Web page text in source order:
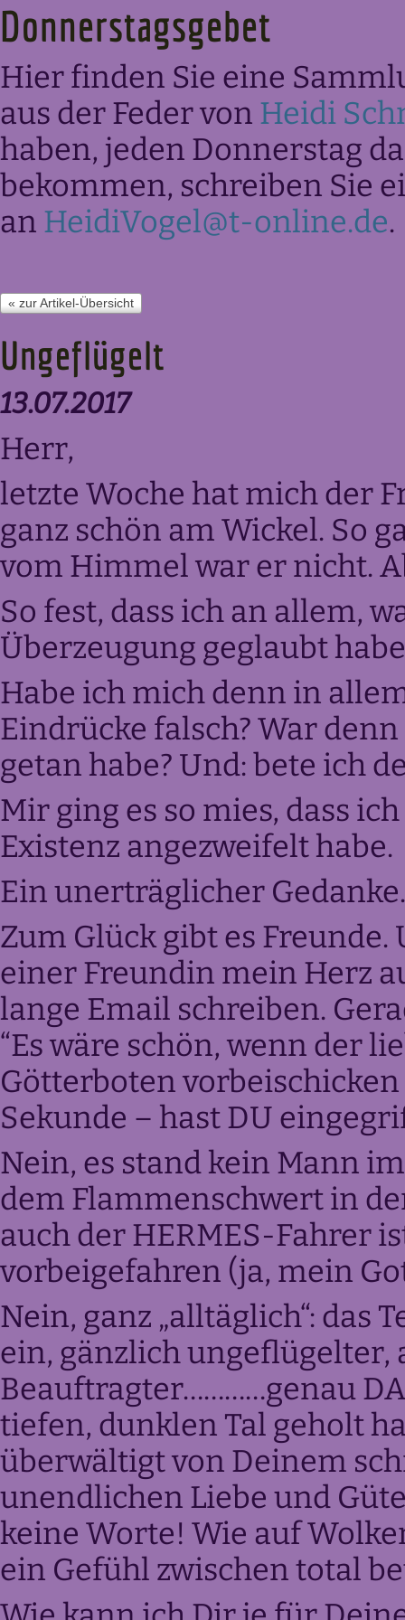
Donnerstagsgebet
Hier finden Sie eine
aus der Feder von Heidi
haben, jeden Donnerstag
bekommen, schreiben Sie
an HeidiVogel@t-online.de.
« zur Artikel-Übersicht
Ungeflügelt
13.07.2017
Herr,
letzte Woche hat mich der
ganz schön am Wickel. So
vom Himmel war er nicht.
So fest, dass ich an allem,
Überzeugung geglaubt
Habe ich mich denn in
Eindrücke falsch? War
getan habe? Und: bete ich
Mir ging es so mies, dass
Existenz angezweifelt habe.
Ein unerträglicher
Zum Glück gibt es
einer Freundin mein Herz
lange Email schreiben.
“Es wäre schön, wenn der
Götterboten
Sekunde – hast DU
Nein, es stand kein Mann
dem Flammenschwert in
auch der HERMES-Fahrer
vorbeigefahren (ja, mein
Nein, ganz „alltäglich“: das
ein, gänzlich ungeflügelter,
Beauftragter…………genau
tiefen, dunklen Tal geholt
überwältigt von Deinem
unendlichen Liebe und
keine Worte! Wie auf
ein Gefühl zwischen total